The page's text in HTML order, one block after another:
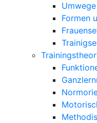
Umwege
Formen